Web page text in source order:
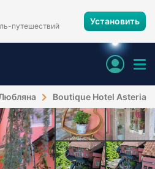
путешествий Установить
Boutique Hotel Asteria